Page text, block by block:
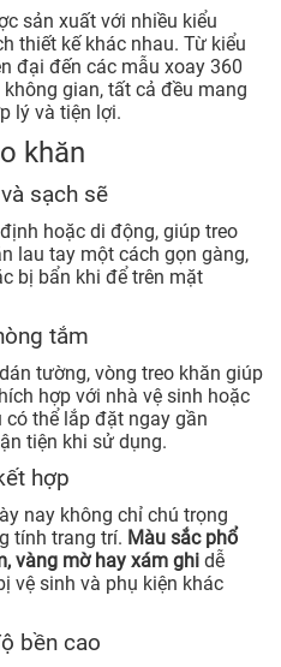
sản xuất với nhiều kiểu
thiết kế khác nhau. Từ kiểu
đại đến các mẫu xoay 360
gian, tất cả đều mang
lý và tiện lợi.
khăn
sạch sẽ
hoặc di động, giúp treo
lau tay một cách gọn gàng,
bị bẩn khi để trên mặt
tắm
tường, vòng treo khăn giúp
hợp với nhà vệ sinh hoặc
thể lắp đặt ngay gần
tiện khi sử dụng.
hợp
nay không chỉ chú trọng
tính trang trí. Màu sắc phổ
vàng mờ hay xám ghi dễ
vệ sinh và phụ kiện khác
bền cao